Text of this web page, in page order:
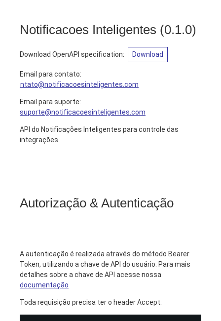
Notificacoes Inteligentes (0.1.0)
Download OpenAPI specification: Download
Email para contato:
contato@notificacoesinteligentes.com
Email para suporte:
suporte@notificacoesinteligentes.com
API do Notificações Inteligentes para controle das
integrações.
Autorização & Autenticação
A autenticação é realizada através do método Bearer
Token, utilizando a chave de API do usuário. Para mais
detalhes sobre a chave de API acesse nossa
documentação
Toda requisição precisa ter o header Accept: